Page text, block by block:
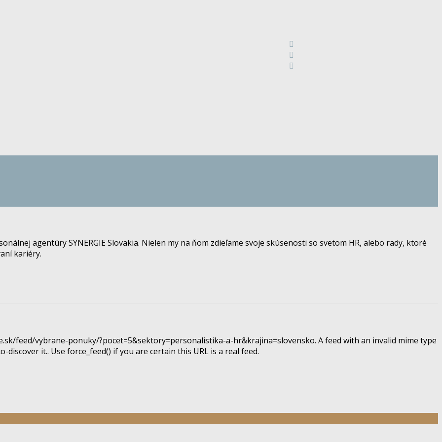
agentúry SYNERGIE Slovakia. Nielen my na ňom zdieľame svoje skúsenosti so svetom HR, alebo rady, ktoré
kariéry.
feed/vybrane-ponuky/?pocet=5&sektory=personalistika-a-hr&krajina=slovensko. A feed with an invalid mime type
it.. Use force_feed() if you are certain this URL is a real feed.